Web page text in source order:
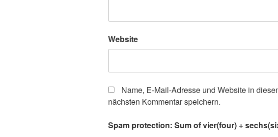
Website
Name, E-Mail-Adresse und Website in
nächsten Kommentar speichern.
Spam protection: Sum of vier(four) +